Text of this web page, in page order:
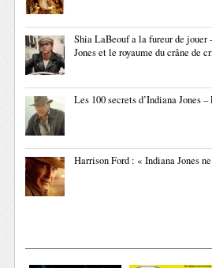
Shia LaBeouf a la fureur de
Jones et le royaume du crâne de
Les 100 secrets d’Indiana Jones
Harrison Ford : « Indiana Jones